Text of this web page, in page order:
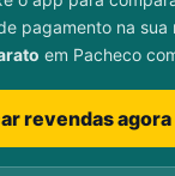
pagamento na sua
em Pacheco
revendas agora